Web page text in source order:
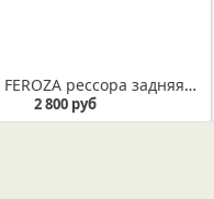
DAIHATSU FEROZA рессора задняя лист №3 (Арт. IR 29-26-03)
2 800 руб